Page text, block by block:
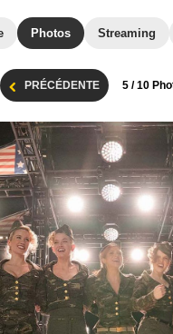
Photos Streaming
PRÉCÉDENTE 5 / 10